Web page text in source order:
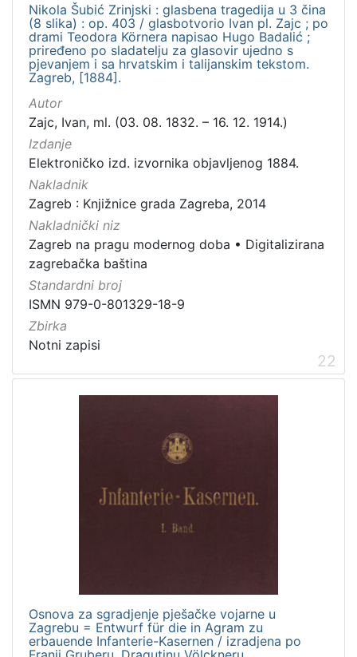
Nikola Šubić Zrinjski : glasbena tragedija u 3 čina
(8 slika) : op. 403 / glasbotvorio Ivan pl. Zajc ; po
drami Teodora Körnera napisao Hugo Badalić ;
priređeno po sladatelju za glasovir ujedno s
pjevanjem i sa hrvatskim i talijanskim tekstom.
Zagreb, [1884].
Autor
Zajc, Ivan, ml. (03. 08. 1832. – 16. 12. 1914.)
Izdanje
Elektroničko izd. izvornika objavljenog 1884.
Nakladnik
Zagreb : Knjižnice grada Zagreba, 2014
Nakladnički niz
Zagreb na pragu modernog doba • Digitalizirana
zagrebačka baština
Standardni broj
ISMN 979-0-801329-18-9
Zbirka
Notni zapisi
22
Osnova za sgradjenje pješačke vojarne u
Zagrebu = Entwurf für die in Agram zu
erbauende Infanterie-Kasernen / izradjena po